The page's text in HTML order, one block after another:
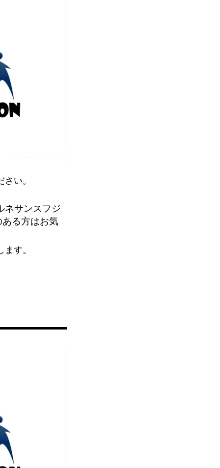
い。
ネサンスフジ
る方はお気
す。